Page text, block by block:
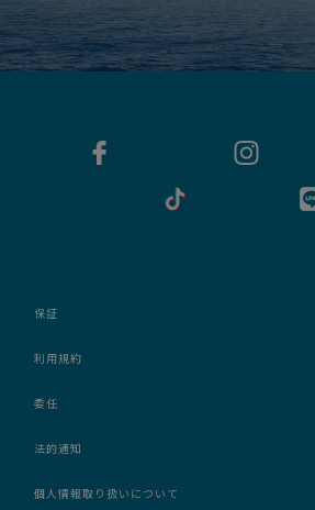
保証
利用規約
委任
法的通知
個人情報取り扱いについて